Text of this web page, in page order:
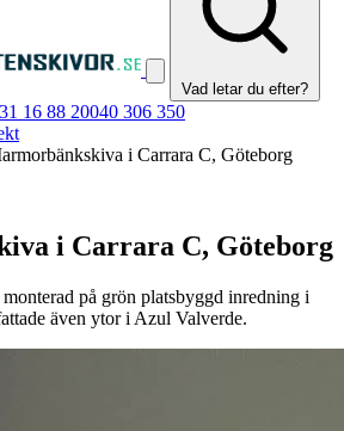
Vad letar du efter?
16 88 20040 306 350
i Carrara C, Göteborg
i Carrara C, Göteborg
på grön platsbyggd inredning i
även ytor i Azul Valverde.